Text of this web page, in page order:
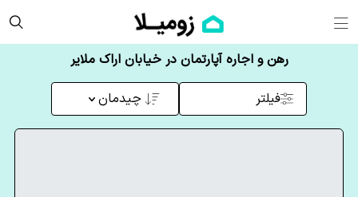
رهن و اجاره آپارتمان در خیابان اراک ملایر
فیلتر چیدمان